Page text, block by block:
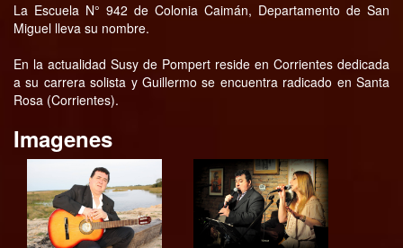
La Escuela N° 942 de Colonia Caimán, Departamento de San
Miguel lleva su nombre.
En la actualidad Susy de Pompert reside en Corrientes dedicada
a su carrera solista y Guillermo se encuentra radicado en Santa
Rosa (Corrientes).
Imagenes